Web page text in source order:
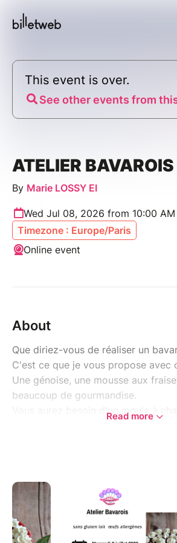
This event is over.
See other events from
ATELIER BAVAROIS
By Marie LOSSY EI
Wed Jul 08, 2026 from 10:00
Timezone : Europe/Paris
Online event
About
Que diriez-vous de réaliser un
C'est ce que je vous propose avec
Une génoise, une mousse aux
beaucoup de gourmandise.
Vous aurez besoin d'un moule à
1H00 le matin et 1H00 l'après midi
de la mousse.
Comment se déroule l'atelier?
Read more